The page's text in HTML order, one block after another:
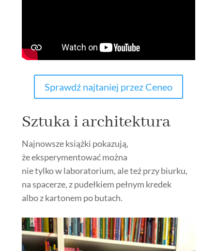
Sprawdź najtaniej przez Ceneo
Sztuka i architektura
Najnowsze książki pokazują,
że eksperymentować można
nie tylko w laboratorium, ale też przy biurku,
na spacerze, z pudełkiem pełnym kredek
albo z kartonem po butach.